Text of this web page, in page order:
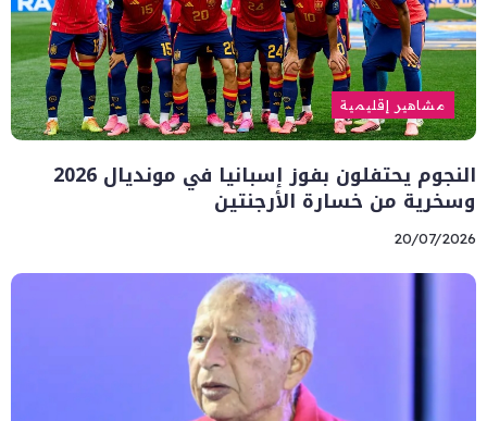
مشاهير إقليمية
النجوم يحتفلون بفوز إسبانيا في مونديال 2026
وسخرية من خسارة الأرجنتين
20/07/2026